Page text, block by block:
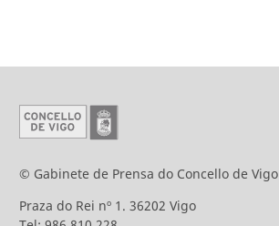
© Gabinete de Prensa do Concello de Vigo
Praza do Rei nº 1. 36202 Vigo